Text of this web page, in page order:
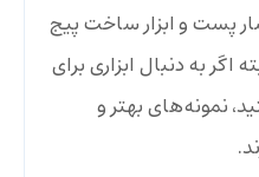
پست و ابزار ساخت پیج
به دنبال ابزاری برای
نمونه‌های بهتر و